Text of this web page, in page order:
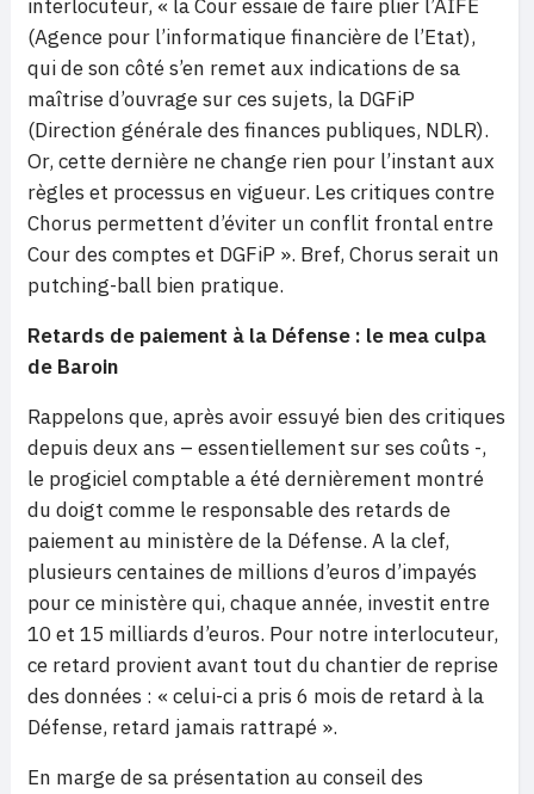
interlocuteur, « la Cour essaie de faire plier l’AIFE
(Agence pour l’informatique financière de l’Etat),
qui de son côté s’en remet aux indications de sa
maîtrise d’ouvrage sur ces sujets, la DGFiP
(Direction générale des finances publiques, NDLR).
Or, cette dernière ne change rien pour l’instant aux
règles et processus en vigueur. Les critiques contre
Chorus permettent d’éviter un conflit frontal entre
Cour des comptes et DGFiP ». Bref, Chorus serait un
putching-ball bien pratique.
Retards de paiement à la Défense : le mea culpa
de Baroin
Rappelons que, après avoir essuyé bien des critiques
depuis deux ans – essentiellement sur ses coûts -,
le progiciel comptable a été dernièrement montré
du doigt comme le responsable des retards de
paiement au ministère de la Défense. A la clef,
plusieurs centaines de millions d’euros d’impayés
pour ce ministère qui, chaque année, investit entre
10 et 15 milliards d’euros. Pour notre interlocuteur,
ce retard provient avant tout du chantier de reprise
des données : « celui-ci a pris 6 mois de retard à la
Défense, retard jamais rattrapé ».
En marge de sa présentation au conseil des